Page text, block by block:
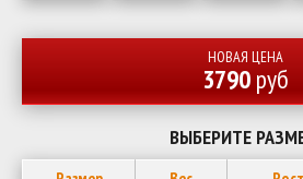
НОВАЯ ЦЕНА
3790руб
ВЫБЕРИТЕ